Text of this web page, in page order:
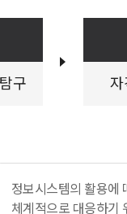
교수 : 우리 학부는 전문
더불어 고려대학교
신의 전문 강사진들이
보안학부-CUK공학교
-보안관리-사이버안보
리보안학부 교육과정
구 자
정보시스템의 활용에
체계적으로 대응하기